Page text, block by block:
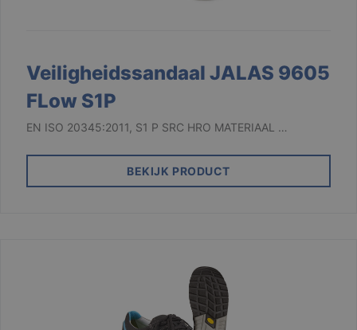
Veiligheidssandaal JALAS 9605
FLow S1P
EN ISO 20345:2011, S1 P SRC HRO MATERIAAL …
BEKIJK PRODUCT